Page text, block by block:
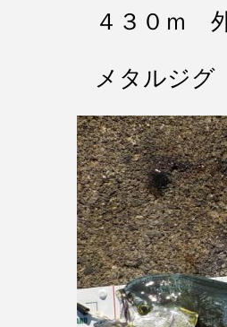
４３０ｍ
メタルジグ